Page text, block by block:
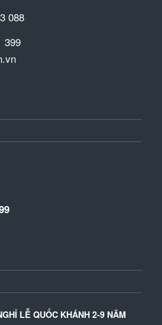
088
399
LỄ QUỐC KHÁNH 2-9 NĂM